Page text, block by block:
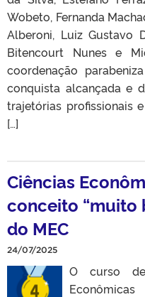
Wobeto, Fernanda
Alberoni, Luiz Gustavo
Bitencourt Nunes e
coordenação
conquista alcançada e
trajetórias profissionais
[…]
Ciências
conceito “muito
do MEC
24/07/2025
O curso